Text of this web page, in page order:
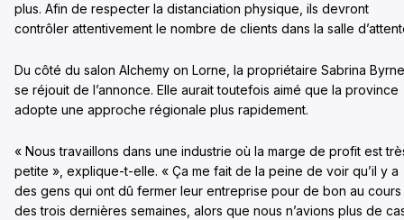
plus. Afin de respecter la distanciation physique, ils devront
contrôler attentivement le nombre de clients dans la salle
Du côté du salon Alchemy on Lorne, la propriétaire Sabrina
se réjouit de l’annonce. Elle aurait toutefois aimé que la province
adopte une approche régionale plus rapidement.
« Nous travaillons dans une industrie où la marge de profit est
petite », explique-t-elle. « Ça me fait de la peine de voir qu’il y a
des gens qui ont dû fermer leur entreprise pour de bon au cours
des trois dernières semaines, alors que nous n’avions plus de